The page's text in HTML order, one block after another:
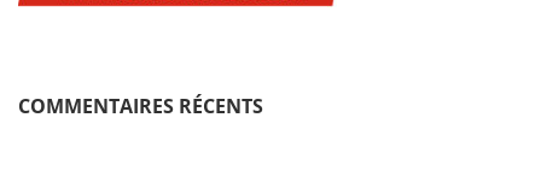
COMMENTAIRES RÉCENTS